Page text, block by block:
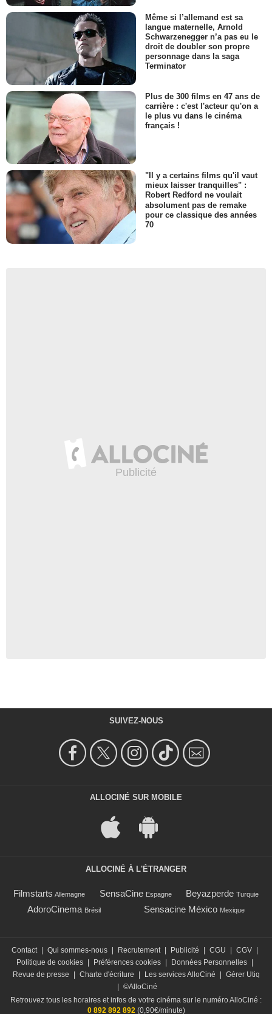
Même si l’allemand est sa
langue maternelle, Arnold
Schwarzenegger n’a pas eu le
droit de doubler son propre
personnage dans la saga
Terminator
Plus de 300 films en 47 ans de
carrière : c'est l'acteur qu'on a
le plus vu dans le cinéma
français !
"Il y a certains films qu'il vaut
mieux laisser tranquilles" :
Robert Redford ne voulait
absolument pas de remake
pour ce classique des années
70
SUIVEZ-NOUS
ALLOCINÉ SUR MOBILE
ALLOCINÉ À L'ÉTRANGER
Filmstarts Allemagne SensaCine Espagne Beyazperde Turquie
AdoroCinema Brésil Sensacine México Mexique
Contact | Qui sommes-nous | Recrutement | Publicité | CGU | CGV |
Politique de cookies | Préférences cookies | Données Personnelles |
Revue de presse
| Charte d'écriture | Les services AlloCiné | Gérer Utiq
| ©AlloCiné
Retrouvez tous les horaires et infos de votre cinéma sur le numéro AlloCiné :
0 892 892 892 (0,90€/minute)